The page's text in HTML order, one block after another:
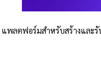
แพลตฟอร์มสำหรับสร้างและรั